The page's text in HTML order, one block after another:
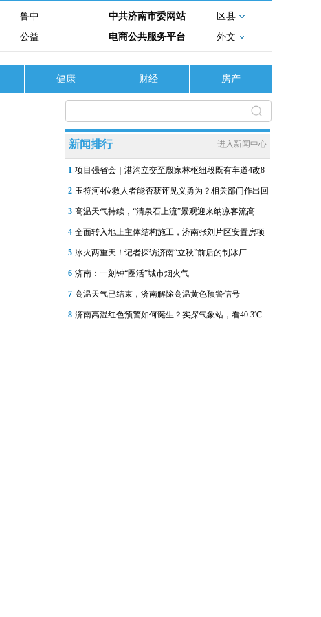
鲁中
公益
中共济南市委网站
区县
电商公共服务平台
外文
健康 财经 房产
新闻排行 进入新闻中心
1 项目强省会｜港沟立交至殷家林枢纽段既有车道4改8
2 玉符河4位救人者能否获评见义勇为？相关部门作出回
3 高温天气持续，“清泉石上流”景观迎来纳凉客流高
4 全面转入地上主体结构施工，济南张刘片区安置房项
5 冰火两重天！记者探访济南“立秋”前后的制冰厂
6 济南：一刻钟“圈活”城市烟火气
7 高温天气已结束，济南解除高温黄色预警信号
8 济南高温红色预警如何诞生？实探气象站，看40.3℃